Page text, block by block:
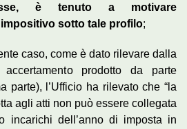
è tenuto a motivare
impositivo sotto tale profilo;
caso, come è dato rilevare dalla
accertamento prodotto da parte
parte), l’Ufficio ha rilevato che “la
agli atti non può essere collegata
incarichi dell’anno di imposta in